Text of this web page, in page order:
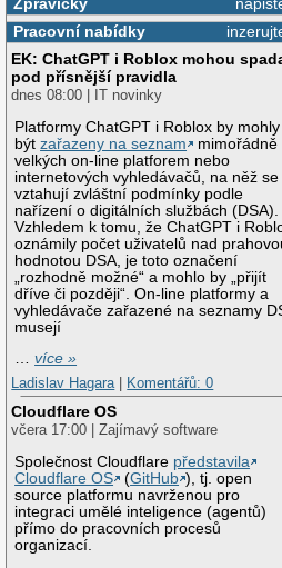
Pracovní nabídky
EK: ChatGPT i Roblox mohou
pod přísnější pravidla
dnes 08:00 | IT novinky
Platformy ChatGPT i Roblox by mohly
býtzařazeny na seznam
mimořádně
velkých on-line platforem nebo
internetových vyhledávačů, na něž se
vztahují zvláštní podmínky podle
nařízení o digitálních službách (DSA).
Vzhledem k tomu, že ChatGPT i
oznámily počet uživatelů nad
hodnotou DSA, je toto označení
„rozhodně možné“ a mohlo by „přijít
dříve či později“. On-line platformy a
vyhledávače zařazené na seznamy
musejí
…více »
Ladislav Hagara
Komentářů: 0
Cloudflare OS
včera 17:00 | Zajímavý software
Společnost Cloudflare představila
Cloudflare OS
(GitHub ), tj. open
source platformu navrženou pro
integraci umělé inteligence (agentů)
přímo do pracovních procesů
organizací.